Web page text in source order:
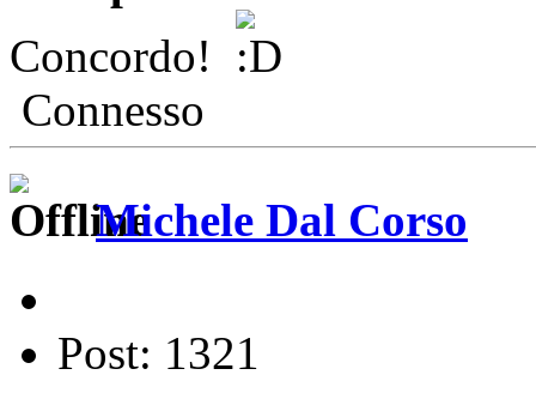
Concordo!
Connesso
Michele Dal Corso
Post: 1321